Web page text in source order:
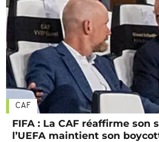
CAF
FIFA : La CAF réaffirme son
l’UEFA maintient son